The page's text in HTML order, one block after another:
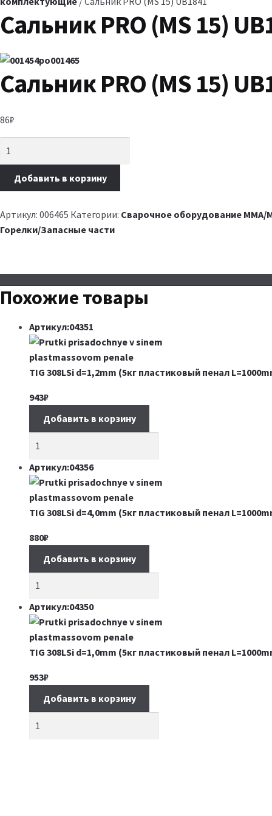
Сальник PRO (MS 15)
Сальник PRO (MS 15)
86₽
Добавить в корзину
Артикул: 006465 Категории: Сварочное оборудование MMA/
Горелки/Запасные части
Похожие товары
Артикул:04351
TIG 308LSi d=1,2mm (5кг пластиковый пенал
943₽
Добавить в корзину
Артикул:04356
TIG 308LSi d=4,0mm (5кг пластиковый пенал
880₽
Добавить в корзину
Артикул:04350
TIG 308LSi d=1,0mm (5кг пластиковый пенал
953₽
Добавить в корзину